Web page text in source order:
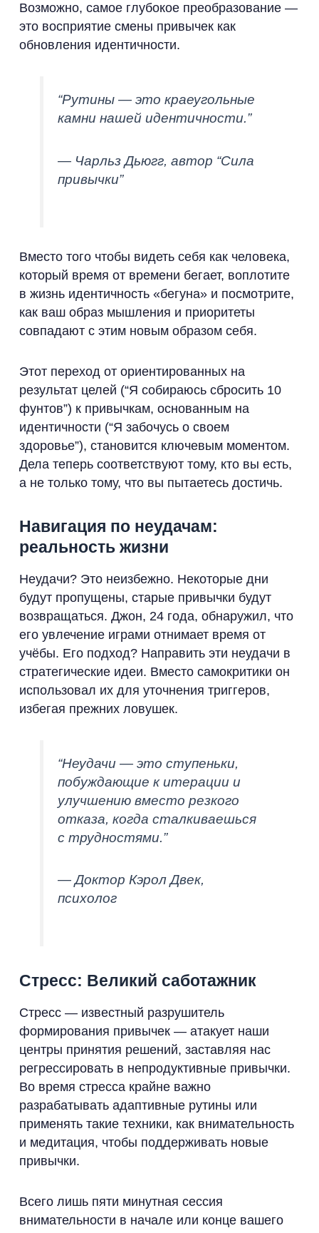
Возможно, самое глубокое преобразование —
это восприятие смены привычек как
обновления идентичности.
“Рутины — это краеугольные
камни нашей идентичности.”
— Чарльз Дьюгг, автор “Сила
привычки”
Вместо того чтобы видеть себя как человека,
который время от времени бегает, воплотите
в жизнь идентичность «бегуна» и посмотрите,
как ваш образ мышления и приоритеты
совпадают с этим новым образом себя.
Этот переход от ориентированных на
результат целей (“Я собираюсь сбросить 10
фунтов”) к привычкам, основанным на
идентичности (“Я забочусь о своем
здоровье”), становится ключевым моментом.
Дела теперь соответствуют тому, кто вы есть,
а не только тому, что вы пытаетесь достичь.
Навигация по неудачам:
реальность жизни
Неудачи? Это неизбежно. Некоторые дни
будут пропущены, старые привычки будут
возвращаться. Джон, 24 года, обнаружил, что
его увлечение играми отнимает время от
учёбы. Его подход? Направить эти неудачи в
стратегические идеи. Вместо самокритики он
использовал их для уточнения триггеров,
избегая прежних ловушек.
“Неудачи — это ступеньки,
побуждающие к итерации и
улучшению вместо резкого
отказа, когда сталкиваешься
с трудностями.”
— Доктор Кэрол Двек,
психолог
Стресс: Великий саботажник
Стресс — известный разрушитель
формирования привычек — атакует наши
центры принятия решений, заставляя нас
регрессировать в непродуктивные привычки.
Во время стресса крайне важно
разрабатывать адаптивные рутины или
применять такие техники, как внимательность
и медитация, чтобы поддерживать новые
привычки.
Всего лишь пяти минутная сессия
внимательности в начале или конце вашего